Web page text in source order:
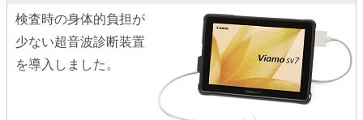
検査時の身体的負担が
少ない超音波診断装置
を導入しました。